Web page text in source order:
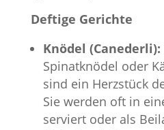
Deftige Gerichte
Knödel (Canederli):
Spinatknödel oder
sind ein Herzstück
Sie werden oft in
serviert oder als